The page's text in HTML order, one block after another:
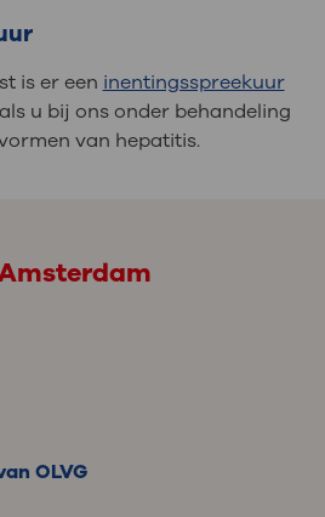
is er een inentingsspreekuur
u bij ons onder behandeling
van hepatitis.
OLVG